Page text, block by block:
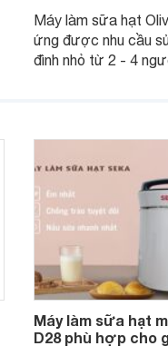
Máy làm sữa hạt
ứng được nhu cầu
đình nhỏ từ 2 - 4
Máy làm sữa hạt
D28 phù hợp cho